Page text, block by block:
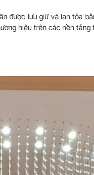
được lưu giữ và lan tỏa
hiệu trên các nền tảng